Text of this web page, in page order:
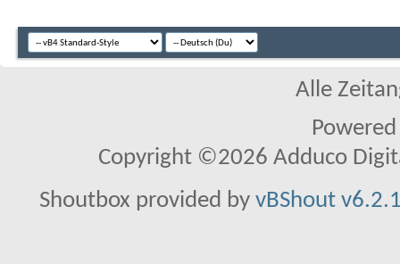
Alle
Copyright ©2026 Adduco
Shoutbox provided by vBShout